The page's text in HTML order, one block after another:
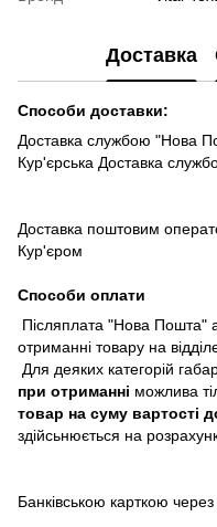
Доставка
Способи доставки:
Доставка службою "Нова
Кур'єрська Доставка
Доставка поштовим
Кур'єром
Способи оплати
Післяплата "Нова Пошта"
отриманні товару на
Для деяких категорій
при отриманні можлива
товар на суму вартості
здійсьнюється на
Банківською карткою